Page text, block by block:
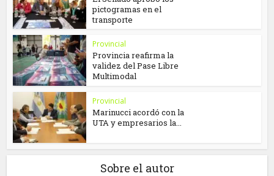
pictogramas en el
transporte
Provincial
Provincia reafirma la
validez del Pase Libre
Multimodal
Provincial
Marinucci acordó con la
UTA y empresarios la...
Sobre el autor